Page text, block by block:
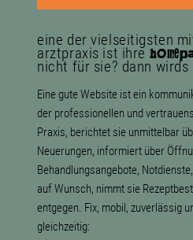
eine der vielseitigsten
arztpraxis ist ihre
nicht für sie? dann wirds
Eine gute Website ist ein
der professionellen und
Praxis, berichtet sie unmittelbar
Neuerungen, informiert über
Behandlungsangebote,
auf Wunsch, nimmt sie
entgegen. Fix, mobil, zuverlässig
gleichzeitig: